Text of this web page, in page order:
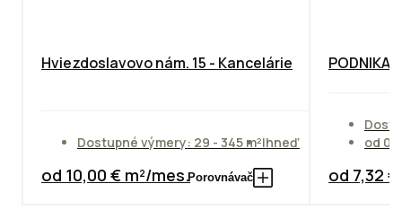
Hviezdoslavovo nám. 15 - Kancelárie
Dostupné výmery: 29 - 345 m²Ihneď
od 10,00 € m²/mes.Porovnávač
od
od 7,32